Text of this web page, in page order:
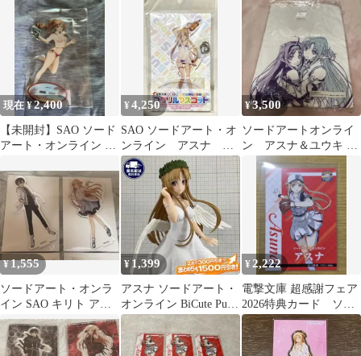
ESPRESTO
現在 ¥2,400
【未開封】SAO ソード
アート・オンライン ア
ンド
¥4,250
SAO ソードアート・オ
ンライン アスナ ア
クリルスタンド
¥3,500
ソードアートオンライ
ン アスナ＆ユウキ T
シャツ
¥1,555
ソードアート・オンラ
イン SAO キリト アス
ナ アクリルスタンド 雪
まつり
¥1,399
アスナ ソードアート・
オンライン BiCute Pure
フィギュア 2025年
¥2,222
電撃文庫 超感謝フェア
2026特典カード ソー
ドアート・オンライン
のアスナ